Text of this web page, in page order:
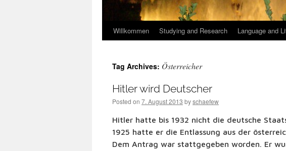
Skip
content
Willkommen Studying and Research Language and
Tag Archives: Österreicher
Hitler wird Deutscher
Posted on 7. August 2013 byschaefew
Hitler hatte bis 1932 nicht die deutsche
1925 hatte er die Entlassung aus der
Dem Antrag war stattgegeben worden. Er